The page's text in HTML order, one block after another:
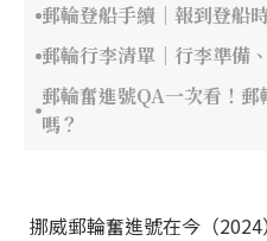
郵輪登船手續｜報到登船
郵輪行李清單｜行李準備
郵輪奮進號QA一次看！
嗎？
挪威郵輪奮進號在今（